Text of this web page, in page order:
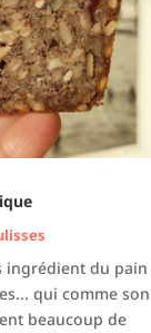
ingrédient du pain
qui comme son
beaucoup de